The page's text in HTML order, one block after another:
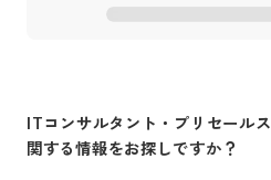
ITコンサルタント・プリセールス
関する情報をお探しですか？